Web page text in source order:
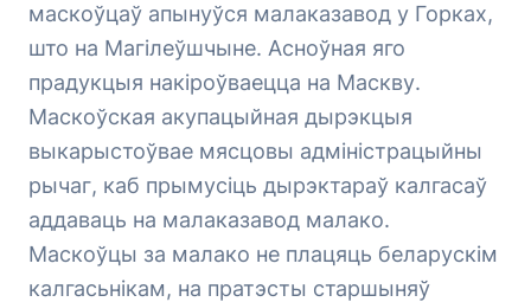
маскоўцаў апынуўся малаказавод у Горках,
што на Магілеўшчыне. Асноўная яго
прадукцыя накіроўваецца на Маскву.
Маскоўская акупацыйная дырэкцыя
выкарыстоўвае мясцовы адміністрацыйны
рычаг, каб прымусіць дырэктараў калгасаў
аддаваць на малаказавод малако.
Маскоўцы за малако не плацяць беларускім
калгасьнікам, на пратэсты старшыняў